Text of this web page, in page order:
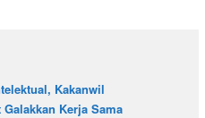
Kakanwil
Kerja Sama